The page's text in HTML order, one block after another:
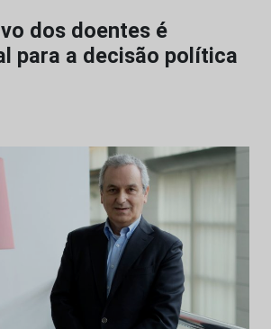
dos doentes é
para a decisão política